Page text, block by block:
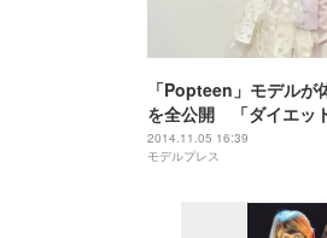
「Popteen」モデルが
を全公開 「ダイエッ
アンサー
2014.11.05 16:39
モデルプレス